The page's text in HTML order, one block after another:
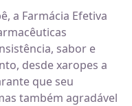
a Farmácia Efetiva
sabor e
desde xaropes a
que seu
também agradável